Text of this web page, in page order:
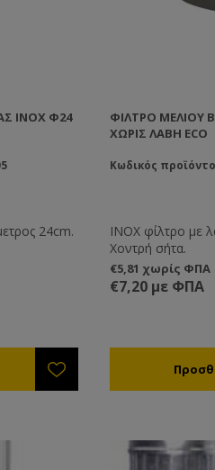
ΙΝΟΧ Φ24
24cm.
ΦΊΛΤΡΟ ΜΕΛΙΟΎ
ΧΩΡΊΣ ΛΑΒΉ ECO
Κωδικός
ΙΝΟΧ φίλτρο με
Χοντρή σήτα.
€5,81 χωρίς ΦΠΑ
€7,20 με ΦΠΑ